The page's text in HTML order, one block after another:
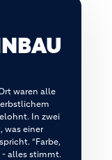
waren alle
In zwei
was einer
“Farbe,
- alles stimmt.